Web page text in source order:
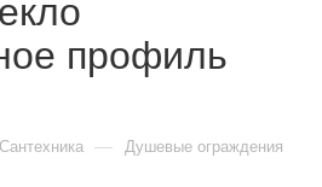
профиль
Сантехника — Душевые ограждения